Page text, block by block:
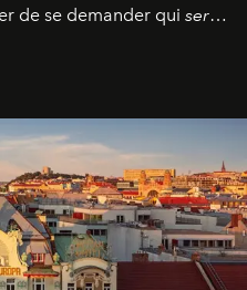
de se demander qui sera